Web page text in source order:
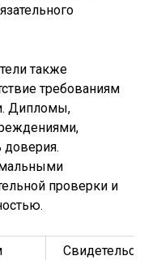
также
требованиям
Дипломы,
доверия.
проверки и